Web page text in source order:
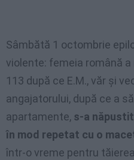
Sâmbătă 1 octombrie
violente: femeia română
113 după ce E.M., văr și
angajatorului, după ce a
apartamente, s-a
în mod repetat cu o
într-o vreme pentru